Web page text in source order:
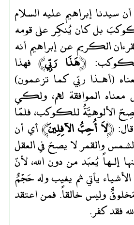
سيدنا إبراهيم عليه السلام
بل كان يُنكِر على قومه
الكريم عن إبراهيم أنه
﴿هَذَا رَبِّي﴾ فهذا
(أهـذا ربّي كما تزعمون)
الموافقة لهم، ولكي
الألوهيَّةُ للكوكب، فلمّا
﴿لاَ أُحِبُّ الآفِلِينَ﴾ أي أن
والقمر لا يصحّ في العقل
إلـهاً يُعبَد من دون الله، لأنّ
يأتي ثم يغيب وله حَجْمٌ
وليس خالقاً. فمن اعتقد
فقد كفر.